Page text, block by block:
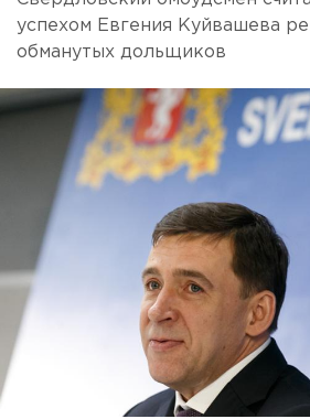
успехом Евгения Куйвашева
обманутых дольщиков